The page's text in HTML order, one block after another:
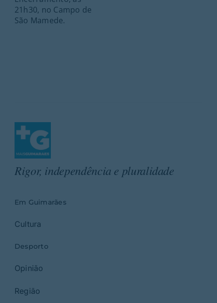
21h30, no Campo de
São Mamede.
Rigor, independência e pluralidade
Em Guimarães
Cultura
Desporto
Opinião
Região